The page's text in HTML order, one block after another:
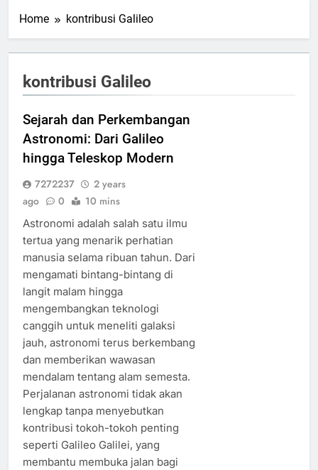
Home kontribusi Galileo
kontribusi Galileo
Sejarah dan Perkembangan
Astronomi: Dari Galileo
hingga Teleskop Modern
7272237
2 years
ago
0 10 mins
Astronomi adalah salah satu ilmu
tertua yang menarik perhatian
manusia selama ribuan tahun. Dari
mengamati bintang-bintang di
langit malam hingga
mengembangkan teknologi
canggih untuk meneliti galaksi
jauh, astronomi terus berkembang
dan memberikan wawasan
mendalam tentang alam semesta.
Perjalanan astronomi tidak akan
lengkap tanpa menyebutkan
kontribusi tokoh-tokoh penting
seperti Galileo Galilei, yang
membantu membuka jalan bagi